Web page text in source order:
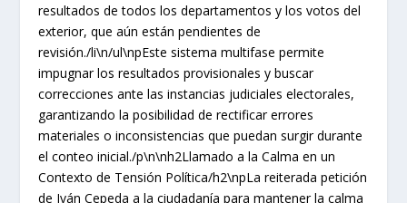
resultados de todos los departamentos y los votos del
exterior, que aún están pendientes de
revisión./li\n/ul\npEste sistema multifase permite
impugnar los resultados provisionales y buscar
correcciones ante las instancias judiciales electorales,
garantizando la posibilidad de rectificar errores
materiales o inconsistencias que puedan surgir durante
el conteo inicial./p\n\nh2Llamado a la Calma en un
Contexto de Tensión Política/h2\npLa reiterada petición
de Iván Cepeda a la ciudadanía para mantener la calma